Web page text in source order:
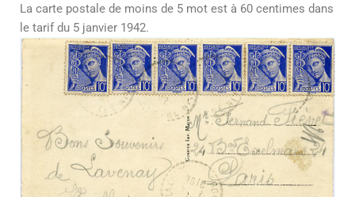
La carte postale de moins de 5 mot est à 60 centimes dans
le tarif du 5 janvier 1942.